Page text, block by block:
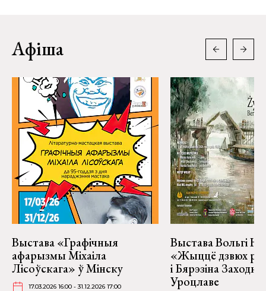
Афіша
Выстава «Графічныя
афарызмы Міхаіла
Лісоўскага» ў Мінску
17.03.2026 16:00 - 31.12.2026 17:00
Выстава Вольгі
«Жыццё дзвюх
і Бярэзіна
Уроцлаве